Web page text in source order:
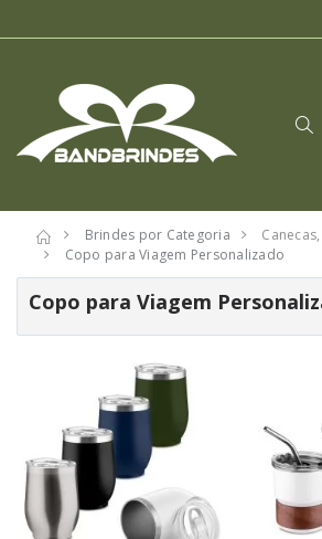
Brindes por Categoria
Copo para Viagem Personalizado
Copo para Viagem